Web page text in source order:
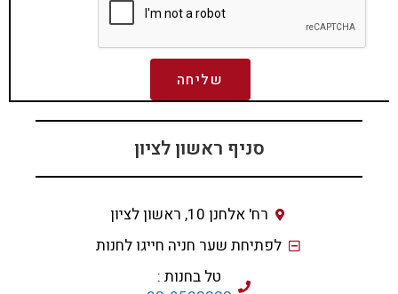
שליחה
סניף ראשון לציון
רח' אלחנן 10, ראשון לציון
לפתיחת שער חניה חייגו לחנות
טל בחנות :